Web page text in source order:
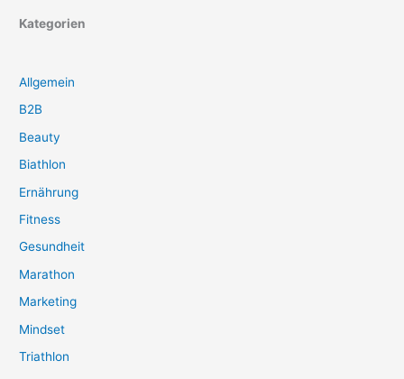
Kategorien
Allgemein
B2B
Beauty
Biathlon
Ernährung
Fitness
Gesundheit
Marathon
Marketing
Mindset
Triathlon